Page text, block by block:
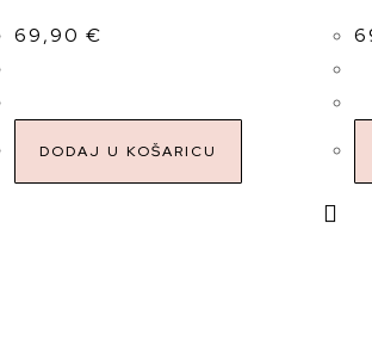
69,90 €
DODAJ U KOŠARICU